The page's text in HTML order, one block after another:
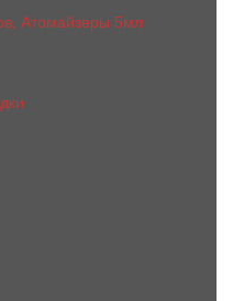
Атомайзеры 5мл